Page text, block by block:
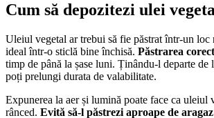
Cum să depozitezi ulei
Uleiul vegetal ar trebui să fie păstrat într-un loc
ideal într-o sticlă bine închisă. Păstrarea
timp de până la șase luni. Ținându-l departe de
poți prelungi durata de valabilitate.
Expunerea la aer și lumină poate face ca uleiul
rânced. Evită să-l păstrezi aproape de aragaz